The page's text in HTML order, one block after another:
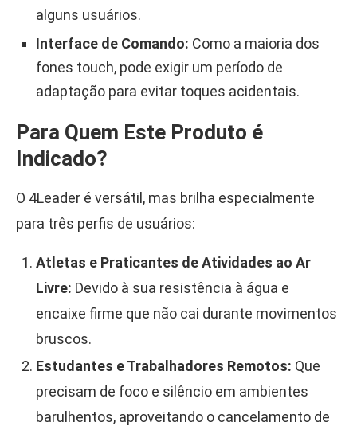
alguns usuários.
Interface de Comando: Como a maioria dos
fones touch, pode exigir um período de
adaptação para evitar toques acidentais.
Para Quem Este Produto é
Indicado?
O 4Leader é versátil, mas brilha especialmente
para três perfis de usuários:
Atletas e Praticantes de Atividades ao Ar
Livre: Devido à sua resistência à água e
encaixe firme que não cai durante movimentos
bruscos.
Estudantes e Trabalhadores Remotos: Que
precisam de foco e silêncio em ambientes
barulhentos, aproveitando o cancelamento de